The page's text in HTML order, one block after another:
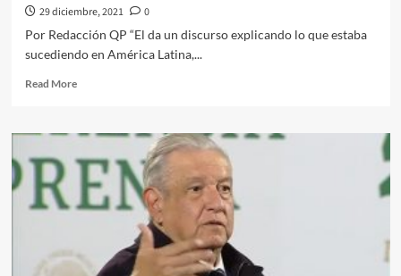
29 diciembre, 2021
0
Por Redacción QP “El da un discurso explicando lo que estaba
sucediendo en América Latina,...
Read MoreRead
AMLO:
dio
gusto
“constatar
Vargas